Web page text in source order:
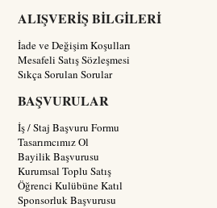
ALIŞVERİŞ BİLGİLERİ
İade ve Değişim Koşulları
Mesafeli Satış Sözleşmesi
Sıkça Sorulan Sorular
BAŞVURULAR
İş / Staj Başvuru Formu
Tasarımcımız Ol
Bayilik Başvurusu
Kurumsal Toplu Satış
Öğrenci Kulübüne Katıl
Sponsorluk Başvurusu